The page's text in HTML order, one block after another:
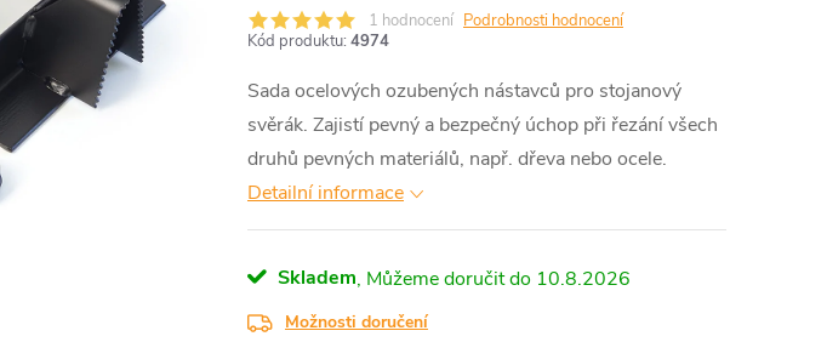
1 hodnocení Podrobnosti hodnocení
Kód produktu: 4974
Sada ocelových ozubených nástavců pro stojanový
svěrák. Zajistí pevný a bezpečný úchop při řezání všech
druhů pevných materiálů, např. dřeva nebo ocele.
Detailní informace
Skladem 10.8.2026
Možnosti doručení